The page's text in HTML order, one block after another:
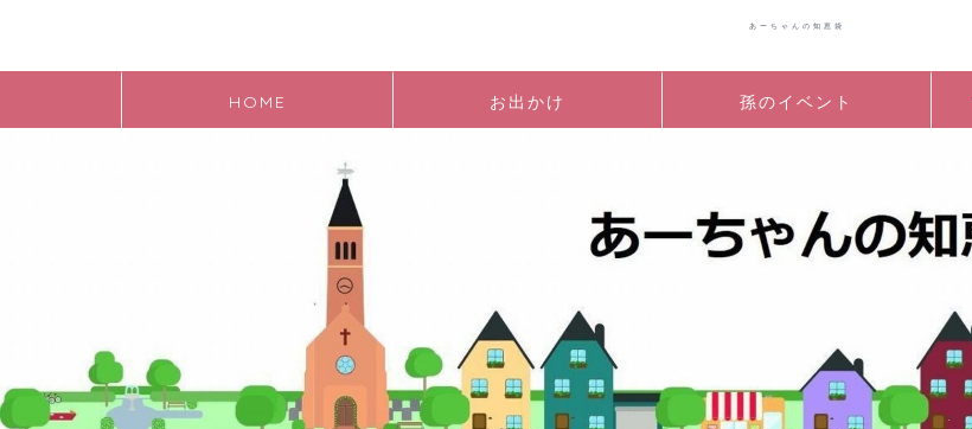
あーちゃんの知恵袋
HOME お出かけ 孫のイベント